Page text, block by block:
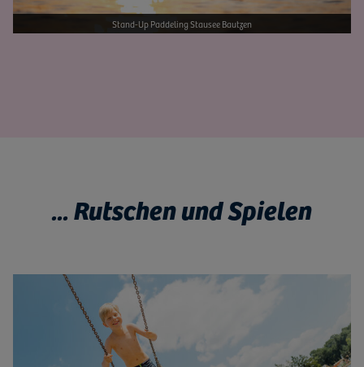
Stand-Up Paddeling Stausee Bautzen
... Rutschen und Spielen
Bild vergrößern